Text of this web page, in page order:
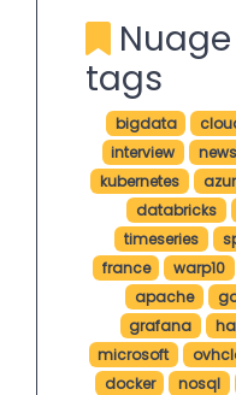
tags
bigdata
interview
news
kubernetes
databricks
timeseries
france
warp10
apache
grafana
microsoft
docker
nosql